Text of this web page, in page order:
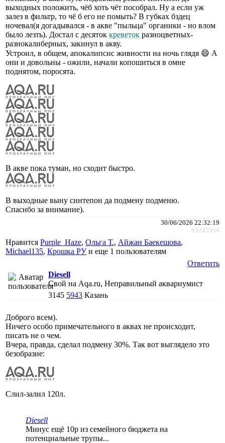
выходных положить, чёб хоть чёт пособрал. Ну а если уж
залез в фильтр, то чё б его не помыть? В губках бздец
ночевал(я догадывался - в акве "пыльца" органики - но влом
было лезть). Достал с десяток креветок разноцветных-
разнокалиберных, закинул в акву.
Устроил, в общем, апокалипсис живности на ночь глядя 😄 А
они и довольны - ожили, начали копошиться в омне
поднятом, поросята.
В акве пока туман, но сходит быстро.
В выходные выну синтепон да подмену подменю.
Спасибо за внимание).
30/06/2026 22:32:19
#3245304
Нравится Purple_Haze, Ольга Т., Айжан Баекешова,
Michael135, Крошка РУи еще 1 пользователям
Ответить
Diesell
Свой на Aqa.ru, Неправильный аквариумист
3145 5943 Казань
Доброго всем).
Ничего особо примечательного в аквах не происходит,
писать не о чем.
Вчера, правда, сделал подмену 30%. Так вот выглядело это
безобразие:
Слил-залил 120л.
Diesell
Минус ещё 10р из семейного бюджета на
потенциальные трупы...